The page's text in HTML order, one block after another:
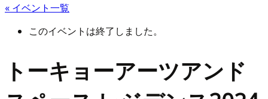
« イベント一覧
このイベントは終了しました。
トーキョーアーツアンド